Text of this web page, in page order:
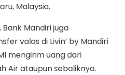
Malaysia.
Mandiri juga
valas di Livin’ by Mandiri
mengirim uang dari
Air ataupun sebaliknya.